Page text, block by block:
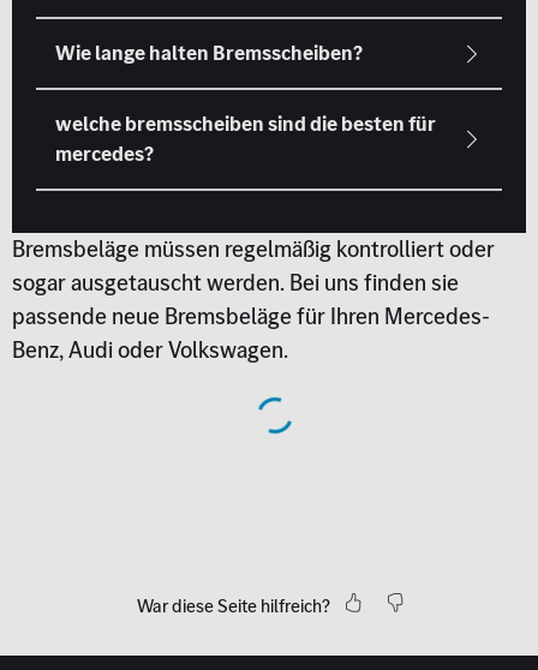
Bremsbeläge müssen regelmäßig kontrolliert oder
sogar ausgetauscht werden. Bei uns finden sie
passende neue Bremsbeläge für Ihren Mercedes-
Benz, Audi oder Volkswagen.
War diese Seite hilfreich?